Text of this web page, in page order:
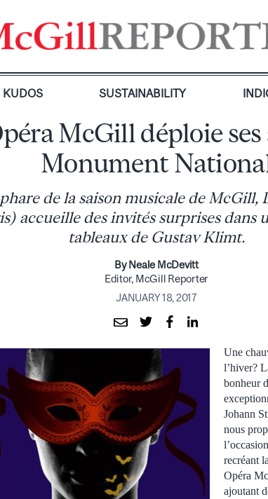
KUDOS SUSTAINABILITY
McGill déploie ses
Monument
de la saison musicale de McGill,
accueille des invités surprises dans
tableaux de Gustav Klimt.
By Neale McDevitt
Editor, McGill Reporter
JANUARY 18, 2017
Une
l’hiver?
bonheur
Johann
nous
recréant
Opéra
ajoutant